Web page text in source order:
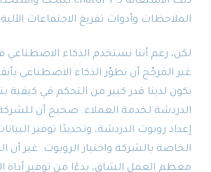
الملاحظات وأدوات تفريغ الاجتماعات
لكن، رغم أننا نستخدم الذكاء الاصطناعي
غير المرجّح أن نطوّر الذكاء الاصطناعي
يكون لدينا قدر كبير من التحكم في كيفية
الدردشة لخدمة العملاء. صحيح أن للشركة
إعداد روبوت الدردشة، وتحديدًا توفير
الخاصة بالشركة واختبار الروبوت. غير أن
معظم العمل الشاق، بدءًا من توفير أداة